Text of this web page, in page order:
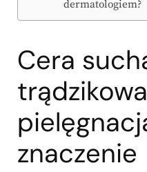
dermatologiem?
Cera
znaczenie